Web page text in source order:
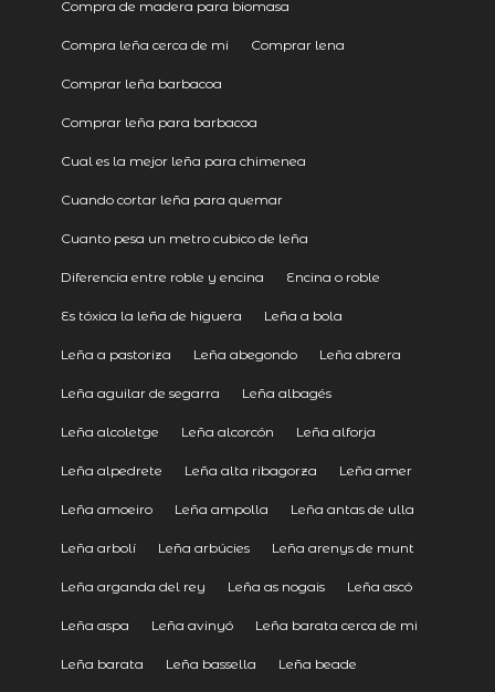
Compra de madera para biomasa
Compra leña cerca de mi Comprar lena
Comprar leña barbacoa
Comprar leña para barbacoa
Cual es la mejor leña para chimenea
Cuando cortar leña para quemar
Cuanto pesa un metro cubico de leña
Diferencia entre roble y encina Encina o roble
Es tóxica la leña de higuera Leña a bola
Leña a pastoriza Leña abegondo Leña abrera
Leña aguilar de segarra Leña albagés
Leña alcoletge Leña alcorcón Leña alforja
Leña alpedrete Leña alta ribagorza Leña amer
Leña amoeiro Leña ampolla Leña antas de ulla
Leña arbolí Leña arbúcies Leña arenys de munt
Leña arganda del rey Leña as nogais Leña ascó
Leña aspa Leña avinyó Leña barata cerca de mi
Leña barata Leña bassella Leña beade